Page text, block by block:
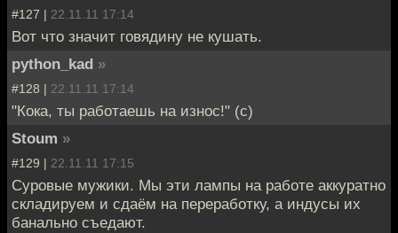
#127 | 22.11.11 17:14
Вот что значит говядину не кушать.
python_kad »
#128 | 22.11.11 17:14
"Кока, ты работаешь на износ!" (с)
Stoum »
#129 | 22.11.11 17:15
Суровые мужики. Мы эти лампы на работе аккуратно
складируем и сдаём на переработку, а индусы их
банально съедают.